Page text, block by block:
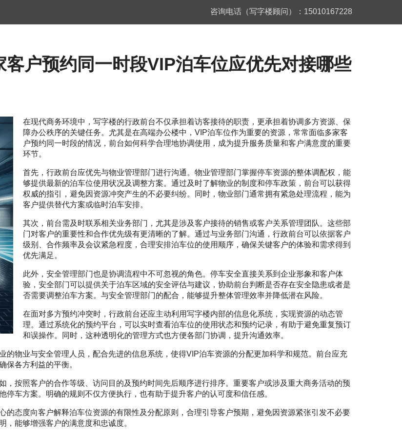
咨询电话（写字楼顾问）：15010167228
户预约同一时段VIP泊车位应优先对接哪些
在现代商务环境中，写字楼的行政前台不仅承担着访客接待的职责，更承担着协调多方资源、保
障办公秩序的关键任务。尤其是在高端办公楼中，VIP泊车位作为重要的资源，常常面临多家客
户预约同一时段的情况，前台如何科学合理地协调使用，成为提升服务质量和客户满意度的重要
环节。
首先，行政前台应优先与物业管理部门进行沟通。物业管理部门掌握停车资源的整体调配权，能
够提供最新的泊车位使用状况及调整方案。通过及时了解物业的制度和停车政策，前台可以获得
权威的指引，避免因资源冲突产生的不必要纠纷。同时，物业部门通常拥有紧急处理流程，能为
客户提供替代方案或临时泊车安排。
其次，前台需及时联系相关业务部门，尤其是涉及客户接待的销售或客户关系管理团队。这些部
门对客户的重要性和合作优先级有更清晰的了解。通过与业务部门沟通，行政前台可以依据客户
级别、合作频率及会议紧急程度，合理安排泊车位的使用顺序，确保关键客户的体验和需求得到
优先满足。
此外，安全管理部门也是协调流程中不可忽视的角色。停车安全直接关系到企业形象和客户体
验，安全部门可以提供关于泊车区域的安全评估与建议，协助前台判断是否存在安全隐患或者是
否需要调整泊车方案。与安全管理部门的配合，能够提升整体管理效率并降低潜在风险。
在面对多方预约冲突时，行政前台还应主动利用写字楼内部的信息化系统，实现资源的动态管
理。通过系统化的预约平台，可以实时查看泊车位的使用状态和预约记录，有助于避免重复预订
和误操作。同时，这种透明化的管理方式也方便各部门协调，提升沟通效率。
的物业与安全管理人员，配合先进的信息系统，使得VIP泊车资源的分配更加科学和规范。前台应充
保各方利益的平衡。
，按照客户的合作等级、访问目的及预约时间先后顺序进行排序。重要客户或涉及重大商务活动的预
车方案。明确的规则不仅方便执行，也有助于提升客户的认可度和信任感。
的态度向客户解释泊车位资源的有限性及分配原则，合理引导客户预期，避免因资源紧张引发不必要
，能够增强客户的满意度和忠诚度。